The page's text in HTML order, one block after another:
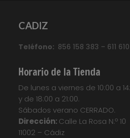
CADIZ
Teléfono: 856 158 383 – 611
Horario de la Tienda
De lunes a viernes de 10:00 a
y de 18:00 a 21:00.
Sábados verano CERRADO.
Dirección:Calle La Rosa N.º 10
11002 – Cádiz